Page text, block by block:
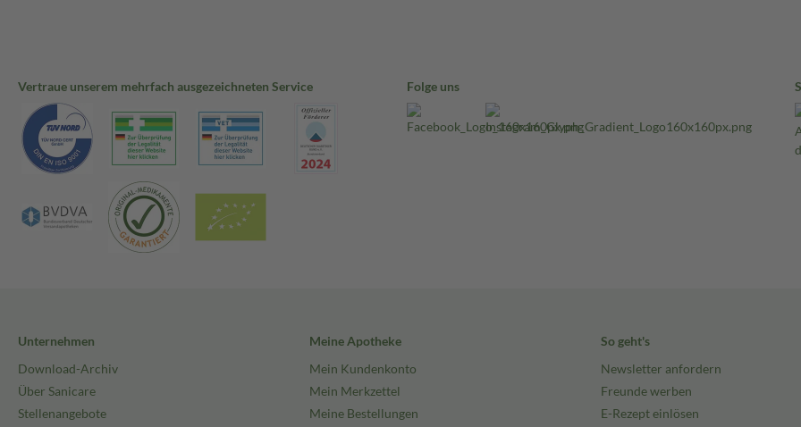
Vertraue unserem mehrfach ausgezeichneten Service Folge uns
Unternehmen
Download-Archiv
Über Sanicare
Stellenangebote
Meine Apotheke
Mein Kundenkonto
Mein Merkzettel
Meine Bestellungen
So geht's
Newsletter anfordern
Freunde werben
E-Rezept einlösen